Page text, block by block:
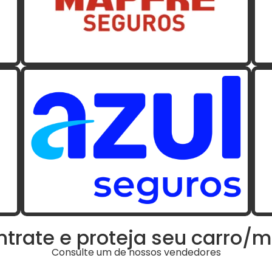
e proteja seu carro/
Consulte um de nossos vendedores